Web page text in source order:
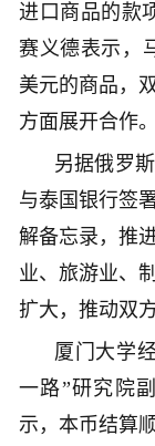
进口商品的款
赛义德表示，
美元的商品，
方面展开合作。
另据俄罗
与泰国银行签
解备忘录，推
业、旅游业、
扩大，推动双
厦门大学
一路”研究院
示，本币结算